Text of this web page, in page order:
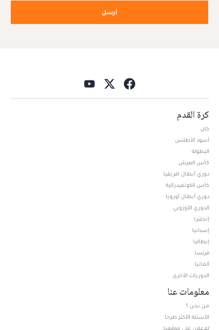
أرسل
كرة القدم
كان
أسود الأطلس
البطولة
كأس العرش
دوري أبطال افريقيا
كأس الكونفيدرالية
دوري أبطال أوروبا
الدوري الأوروبي
إنجلترا
إسبانيا
إيطاليا
فرنسا
ألمانيا
الدوريات الأخرى
معلومات عنا
من نحن ؟
الأسئلة الأكثر طرحا
للإعلان على موقعنا